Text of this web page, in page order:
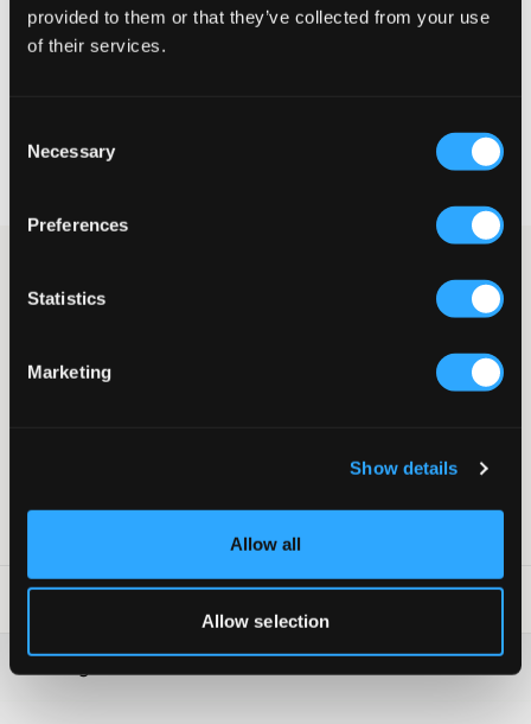
provided to them or that they’ve collected from your use
of their services.
Selection
Necessary
Preferences
Statistics
Marketing
Show details
Allow all
Allow selection
MAATTABEL
Snelle levering
hoog en er is een verstelbare elastiek aan de binnenkant. De
pijpen zijn wijd en de gulp bestaat uit een knoop en ritssluiting.
Vijfzakkenmodel